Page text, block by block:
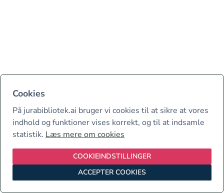
Cookies
På jurabibliotek.ai bruger vi cookies til at sikre at vores
indhold og funktioner vises korrekt, og til at indsamle
statistik. Læs mere om cookies
COOKIEINDSTILLINGER
ACCEPTER COOKIES